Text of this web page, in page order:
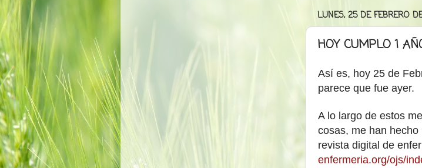
LUNES, 25 DE FEBRERO
HOY CUMPLO 1
Así es, hoy 25 de
parece que fue ayer.
A lo largo de estos
cosas, me han
revista digital de
enfermeria.org/ojs/